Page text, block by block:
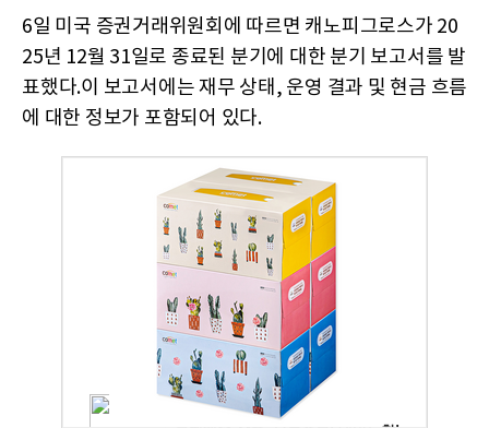
6일 미국 증권거래위원회에 따르면 캐노피그로스가 20
25년 12월 31일로 종료된 분기에 대한 분기 보고서를 발
표했다.이 보고서에는 재무 상태, 운영 결과 및 현금 흐름
에 대한 정보가 포함되어 있다.